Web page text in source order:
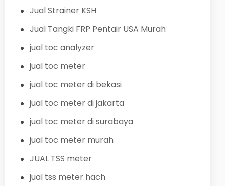
Jual Strainer KSH
Jual Tangki FRP Pentair USA Murah
jual toc analyzer
jual toc meter
jual toc meter di bekasi
jual toc meter di jakarta
jual toc meter di surabaya
jual toc meter murah
JUAL TSS meter
jual tss meter hach